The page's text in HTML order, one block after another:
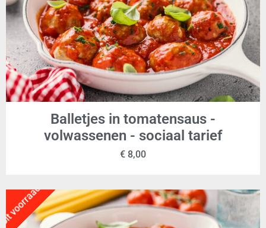
Balletjes in tomatensaus -
volwassenen - sociaal tarief
€ 8,00
voorraad!